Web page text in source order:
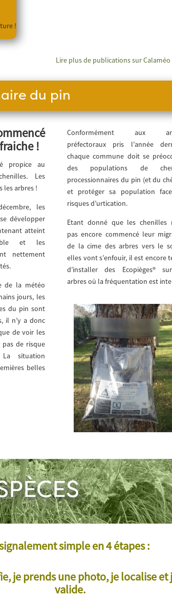
!
Lire plus de publications sur Calaméo
du pin
!
propice au
Les
les arbres !
les
développer
atteint
et les
nettement
de la météo
jours, les
du pin sont
il n’y a donc
de voir les
de risque
situation
belles
Conformément aux
préfectoraux pris l’année
chaque commune doit se
des populations de
processionnaires du pin (et du
et protéger sa population
risques d’urtication.
Etant donné que les chenilles
pas encore commencé leur
de la cime des arbres vers le
elles vont s’enfouir, il est encore
d’installer des Ecopièges®
arbres où la fréquentation est
simple en 4 étapes :
je prends une photo, je localise et
valide.